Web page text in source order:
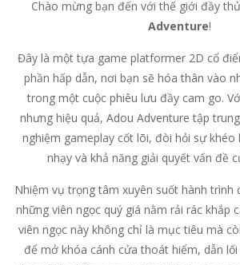
Chào mừng bạn đến với thế giới đầy
Adventure!
Đây là một tựa game platformer 2D cổ
phần hấp dẫn, nơi bạn sẽ hóa thân vào
trong một cuộc phiêu lưu đầy cam go.
nhưng hiệu quả, Adou Adventure tập
nghiệm gameplay cốt lõi, đòi hỏi sự khéo
nhạy và khả năng giải quyết vấn đề
Nhiệm vụ trọng tâm xuyên suốt hành trình
những viên ngọc quý giá nằm rải rác khắp
viên ngọc này không chỉ là mục tiêu mà
để mở khóa cánh cửa thoát hiểm, dẫn